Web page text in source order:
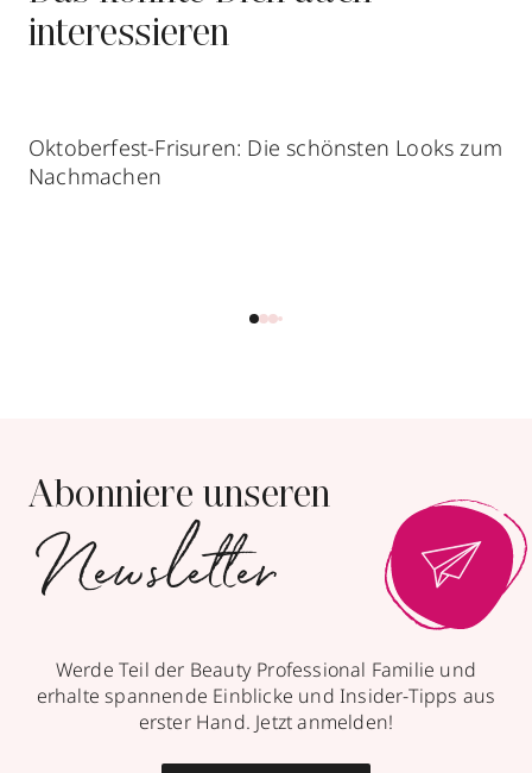
interessieren
Oktoberfest-Frisuren: Die schönsten Looks zum
Nachmachen
Abonniere unseren
Newsletter
Werde Teil der Beauty Professional Familie und
erhalte spannende Einblicke und Insider-Tipps aus
erster Hand. Jetzt anmelden!